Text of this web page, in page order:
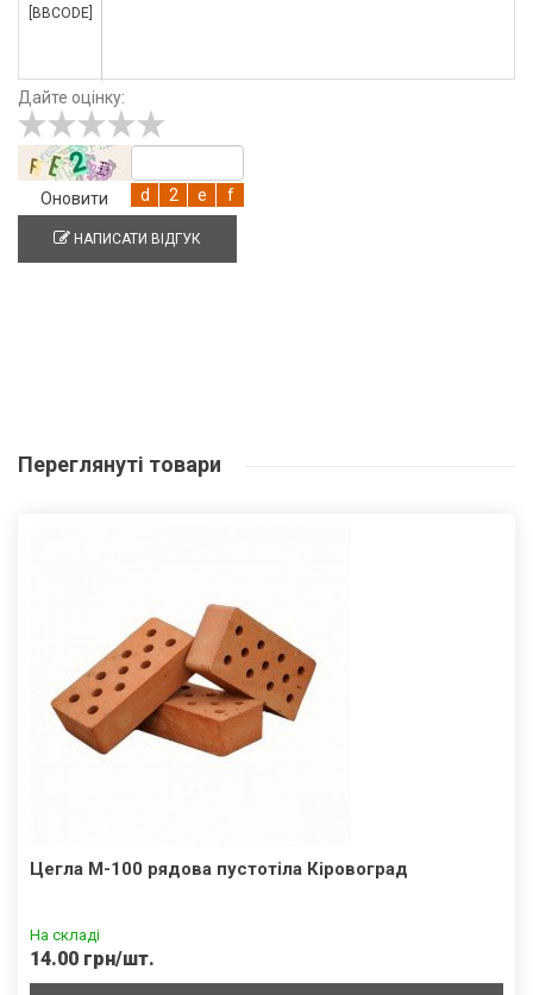
[BBCODE]
Дайте оцінку:
Оновити
НАПИСАТИ ВІДГУК
Переглянуті товари
Цегла М-100 рядова пустотіла Кіровоград
На складі
14.00 грн/шт.